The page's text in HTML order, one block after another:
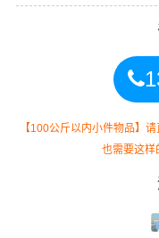
【100公斤以内小件物品】
也需要这样